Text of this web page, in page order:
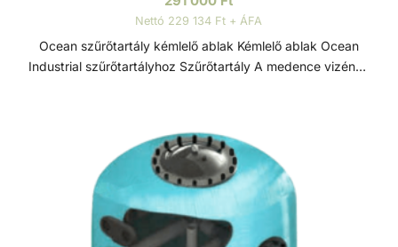
Nettó 229 134 Ft + ÁFA
Ocean szűrőtartály kémlelő ablak Kémlelő ablak Ocean
Industrial szűrőtartályhoz Szűrőtartály A medence vizének
melyek nem csak a látványt rontják, de a fürdőzők
egészségére is veszélyesek lehetnek. A szűrőtartály a
vízforgató készülék segítségével az egészen finom
szennyeződéseket is kiszűrhetik a vízből, amelyek így
fennakadnak a szűrőközegen.